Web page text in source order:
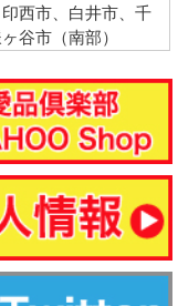
西市、白井市、千
谷市（南部）